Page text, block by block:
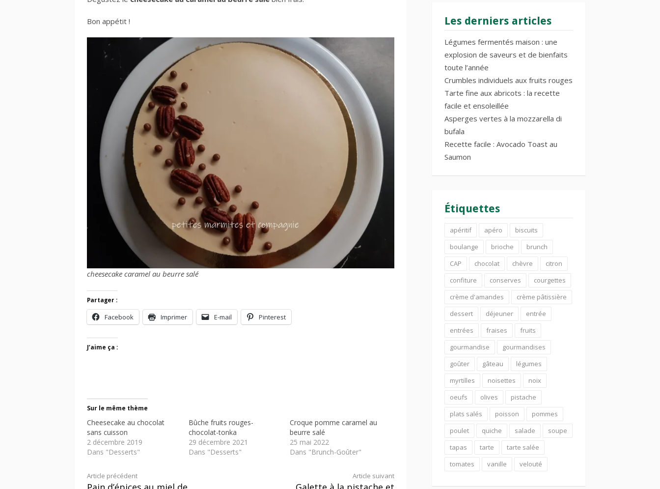
Bon appétit !
cheesecake caramel au beurre salé
Partager :
Facebook Imprimer E-mail Pinterest
J’aime ça :
Sur le même thème
Cheesecake au chocolat
sans cuisson
2 décembre 2019
Dans "Desserts"
Bûche fruits rouges-
chocolat-tonka
29 décembre 2021
Dans "Desserts"
Croque pomme caramel au
beurre salé
25 mai 2022
Dans "Brunch-Goûter"
Lire
Article précédent Article suivant
Les derniers articles
Légumes fermentés maison : une
explosion de saveurs et de bienfaits
toute l’année
Crumbles individuels aux fruits rouges
Tarte fine aux abricots : la recette
facile et ensoleillée
Asperges vertes à la mozzarella di
bufala
Recette facile : Avocado Toast au
Saumon
Étiquettes
apéritif apéro
biscuits
boulange
brioche
brunch
CAP
chocolat chèvre
citron
confiture
conserves
courgettes
crème d'amandes
crème pâtissière
dessert
déjeuner
entrée
entrées
fraises
fruits
gourmandise
gourmandises
goûter
gâteau
légumes
myrtilles
noisettes
noix
oeufs
olives
pistache
plats salés
poisson
pommes
poulet
quiche salade
soupe
tapas
tarte
tarte salée
tomates
vanille velouté